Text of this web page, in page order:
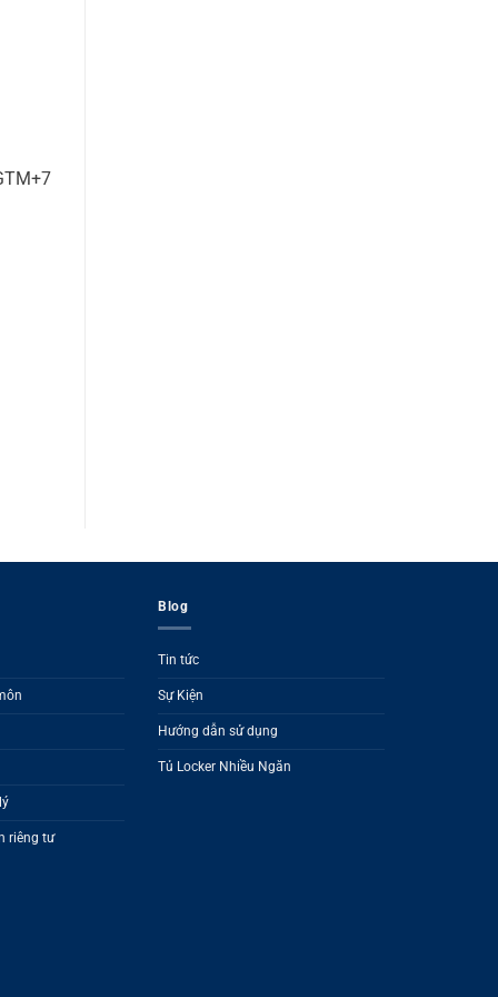
riêng tư
Blog
Tin tức
Sự Kiện
Hướng dẫn sử dụng
Tủ Locker Nhiều Ngăn